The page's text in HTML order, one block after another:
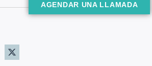
AGENDAR UNA LLAMADA